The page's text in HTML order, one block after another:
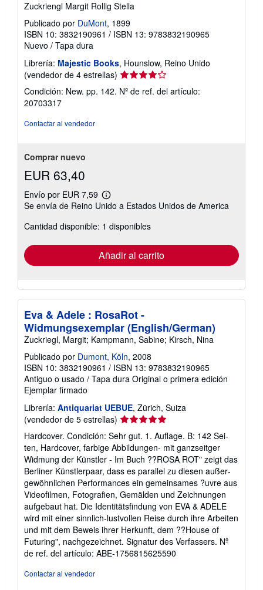
Zuckriengl Margit Rollig Stella
Publicado por DuMont, 1899
ISBN 10: 3832190961 / ISBN 13: 9783832190965
Nuevo / Tapa dura
Librería: Majestic Books, Hounslow, Reino Unido
(vendedor de 4 estrellas) Calificación
del
vendedor:
Condición: New. pp. 142. Nº de ref. del artículo:
20703317
Contactar al vendedor
Comprar nuevo
EUR 63,40
Envío por EUR 7,59
Más
información
las
tarifas
envío
Se envía de Reino Unido a Estados Unidos de America
Cantidad disponible: 1 disponibles
Añadir al carrito
Eva & Adele : RosaRot -
Widmungsexemplar (English/German)
Zuckriegl, Margit; Kampmann, Sabine; Kirsch, Nina
Publicado por Dumont, Köln, 2008
ISBN 10: 3832190961 / ISBN 13: 9783832190965
Antiguo o usado / Tapa dura Original o primera edición
Ejemplar firmado
Librería: Antiquariat UEBUE, Zürich, Suiza
(vendedor de 5 estrellas) Calificación
del
vendedor:
5
de
5
estrellas
Hardcover. Condición: Sehr gut. 1. Auflage. B: 142 Sei­
ten, Hard­co­ver, far­bi­ge Abbildungen- mit ganzseitger
Widmung der Künstler - Im Buch ??ROSA ROT" zeigt das
Ber­li­ner Künst­ler­paar, dass es par­al­lel zu die­sen außer­
ge­wöhn­li­chen Per­for­man­ces ein gemein­sa­mes ?uvre aus
Video­fil­men, Foto­gra­fien, Gemäl­den und Zeich­nun­gen
auf­ge­baut hat. Die Iden­ti­täts­fin­dung von EVA & ADE­LE
wird mit einer sinn­lich-lust­vol­len Rei­se durch ihre Arbei­ten
und mit dem Beweis ihrer Her­kunft, dem ??House of
Futu­ring", nachgezeichnet. Signatur des Verfassers. Nº
de ref. del artículo: ABE-1756815625590
Contactar al vendedor